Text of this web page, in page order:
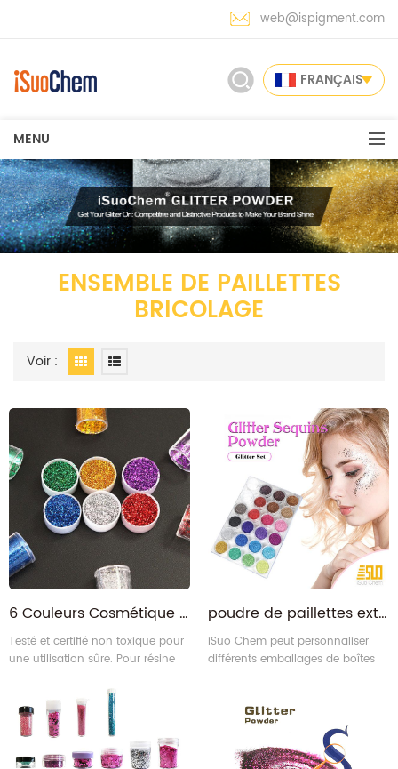
web@ispigment.com
FRANÇAIS
MENU
ENSEMBLE DE PAILLETTES
BRICOLAGE
Voir :
6 Couleurs Cosmétique Superfine Nail Art Visage Corps Yeux Festival Glitter Poudre Ensemble
Testé et certifié non toxique pour
une utilisation sûre. Pour résine
scolaires & artisanat, ongles,
visage, festival, cheveux, corps,
fête & cadeaux décoration pour
les vacances.
poudre de paillettes extra fine dans une boîte pour le corps, le visage, le slime, l'artisanat
iSuo Chem peut personnaliser
différents emballages de boîtes
besoins de nos